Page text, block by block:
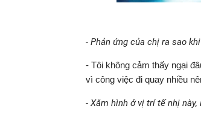
- Phản ứng của chị ra sao
- Tôi không cảm thấy ngại
vì công việc đi quay nhiều
- Xăm hình ở vị trí tế nhị